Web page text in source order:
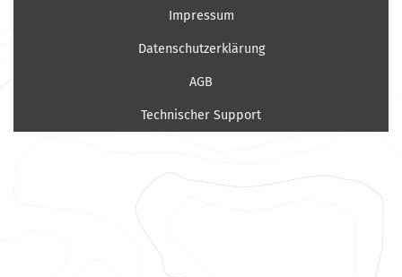
Impressum
Datenschutzerklärung
AGB
Technischer Support